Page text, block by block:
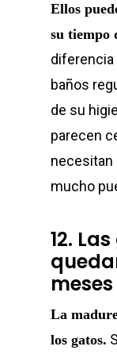
Ellos
su tiempo
diferencia
baños
de su
parecen
necesitan
mucho
12.
La
los gatos.